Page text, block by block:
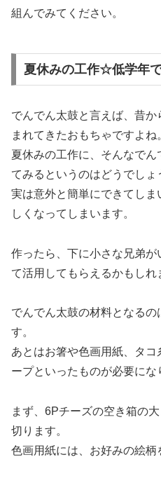
組んでみてください。
夏休みの工作☆低学年
でんでん太鼓と言えば、昔
まれてきたおもちゃですよね
夏休みの工作に、そんなで
てみるというのはどうでしょ
実は意外と簡単にできてし
しくなってしまいます。
作ったら、下に小さな兄弟
て活用してもらえるかもしれ
でんでん太鼓の材料となる
す。
あとはお箸や色画用紙、タ
ープといったものが必要にな
まず、6Pチーズの空き箱の
切ります。
色画用紙には、お好みの絵柄